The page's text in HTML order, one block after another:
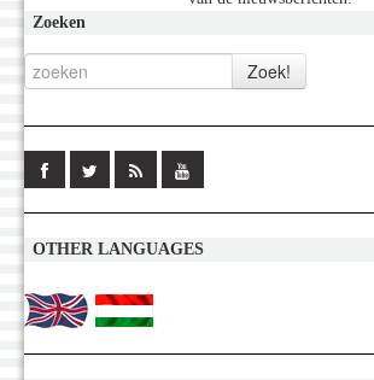
Zoeken
OTHER LANGUAGES